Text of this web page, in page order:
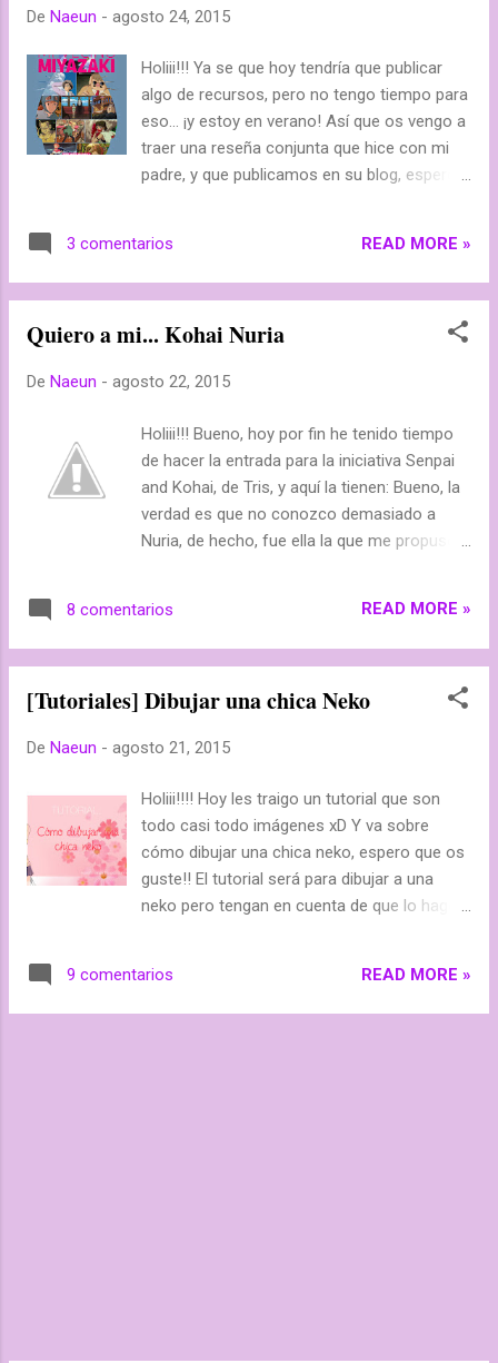
De Naeun - agosto 24, 2015
Holiii!!! Ya se que hoy tendría que publicar
algo de recursos, pero no tengo tiempo para
eso... ¡y estoy en verano! Así que os vengo a
traer una reseña conjunta que hice con mi
padre, y que publicamos en su blog, espero
destacable de este libro es que sus autores
son dos jóvenes blogueros, de Madrid y
Generación Ghibli, presentes en Blogspot,
guía que incluye toda la obra creada hasta el
han trabajado para la firma, al contrario que
la Antología del Studio Ghibli I y II, que no
llega a las últimas tres películas. Ahora bien,
Ghibli no hubiera sido Ghibli sin Hayao
Miyazaki porque han sido sus obras
que no pasa desapercibido y que atrapa a
historias, por ello daremos un voto de
3 comentarios READ MORE »
Quiero a mi... Kohai Nuria
De Naeun - agosto 22, 2015
Holiii!!! Bueno, hoy por fin he tenido tiempo
de hacer la entrada para la iniciativa Senpai
and Kohai, de Tris, y aquí la tienen: Bueno, la
verdad es que no conozco demasiado a
Nuria, de hecho, fue ella la que me propuso
poquitín más, me gusta mucho el estilo de
su blog ( Diario de un Neko ), aunque acaba
segura de que le quedará un blog
una chica sincera y me encantan sus
blogger, así que espero poder ayudarla en
todo lo que pueda, por eso, si me quieres
preguntar algo Nuria, estaré encantada de
resolver cualquier duda ^^, y si quieres te
puedo ayudar un poco con la plantilla ^^
8 comentarios READ MORE »
[Tutoriales] Dibujar una chica Neko
De Naeun - agosto 21, 2015
Holiii!!!! Hoy les traigo un tutorial que son
todo casi todo imágenes xD Y va sobre
cómo dibujar una chica neko, espero que os
guste!! El tutorial será para dibujar a una
neko pero tengan en cuenta de que lo hago
tengo yo).
9 comentarios READ MORE »